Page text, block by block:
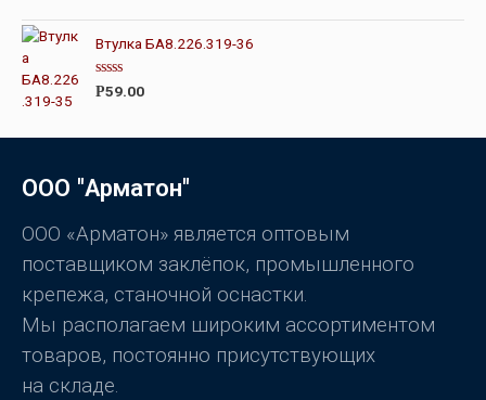
0
з
5
ц
е
н
к
а
0
5
Втулка БА8.226.319-36
О
и
з
Р59.00
ООО "Арматон"
ООО «Арматон» является оптовым
поставщиком заклёпок, промышленного
крепежа, станочной оснастки.
Мы располагаем широким ассортиментом
товаров, постоянно присутствующих
на складе.